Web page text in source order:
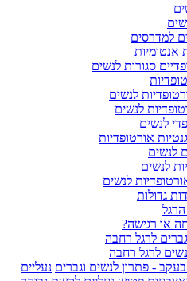
למדרסים
אנטומיות
סגורות לנשים
לנשים
לנשים
לנשים
אורטופדיות
לנשים
לנשים
לנשים
גדולות
או רגישה?
לרגל רחבה
לרגל רחבה
בעקב - פתרון לנשים וגברים נעליים